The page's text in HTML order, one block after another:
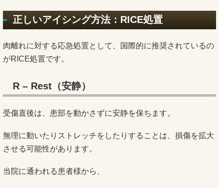
正しいアイシング方法：RICE処置
肉離れに対する応急処置として、国際的に推奨されているの
がRICE処置です。
R – Rest（安静）
受傷直後は、患部を動かさずに安静を保ちます。
無理に動いたりストレッチをしたりすることは、損傷を拡大
させる可能性があります。
当院に通われる患者様から、